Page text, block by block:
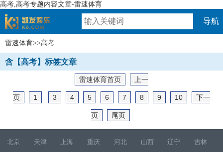
高考,高考专题内容文章-雷速体育
速体育
导航
雷速体育>>高考
含【高考】标签文章
雷速体育首页 上一
页 1 3 4 5 6 7 8 9 10 下一
页 尾页
北京 天津 上海 重庆 河北 山西 辽宁 吉林